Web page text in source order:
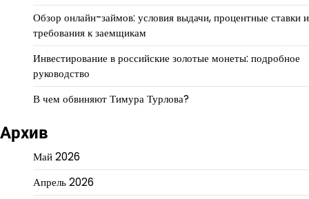
Обзор онлайн-займов: условия выдачи, процентные ставки и
требования к заемщикам
Инвестирование в российские золотые монеты: подробное
руководство
В чем обвиняют Тимура Турлова?
Архив
Май 2026
Апрель 2026